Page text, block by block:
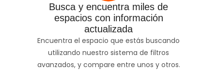
Busca y encuentra miles de
espacios con información
actualizada
Encuentra el espacio que estás buscando
utilizando nuestro sistema de filtros
avanzados, y compare entre unos y otros.